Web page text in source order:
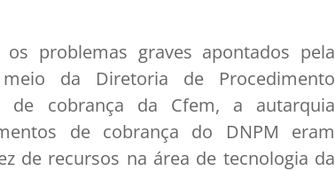
problemas graves apontados pela
da Diretoria de Procedimento
de cobrança da Cfem, a autarquia
de cobrança do DNPM eram
de recursos na área de tecnologia da